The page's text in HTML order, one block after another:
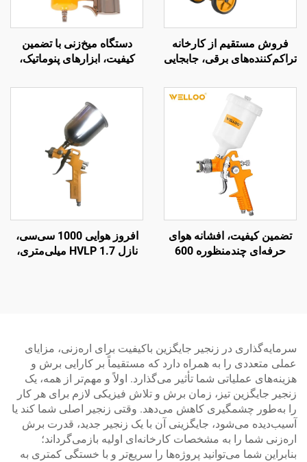
فروش مستقیم از کارخانه
تراکم‌کننده‌های برقی، جابجایی
تراکم‌کننده‌های برقی
خنک‌شونده با هوا 1300 وات
دستگاه میخ‌زنی با تضمین
کیفیت، ابزارهای پنوماتیک،
تضمین کیفیت، افشانه هوای
حرفه‌ای چندمنظوره 600
افروز هوایی 1000 سی‌سی،
نازل HVLP 1.7 میلی‌متری،
سرمایه‌گذاری در زنجیر جایگزین باکیفیت برای اره‌زنی، مزایای
عملی متعددی را به همراه دارد که مستقیماً بر کارایی برش و
هزینه‌های عملیاتی شما تأثیر می‌گذارد. اولاً و مهم‌تر از همه، یک
زنجیر جایگزین تیز، زمان برش و تلاش فیزیکی لازم برای هر کار
را به‌طور چشمگیری کاهش می‌دهد. وقتی زنجیر اصلی شما کند یا
آسیب‌دیده می‌شود، جایگزینی آن با یک زنجیر جدید، قدرت برش
اره‌زنی شما را به مشخصات کارخانه‌ای اولیه بازمی‌گرداند؛
بنابراین شما می‌توانید پروژه‌ها را سریع‌تر و با خستگی کمتری به